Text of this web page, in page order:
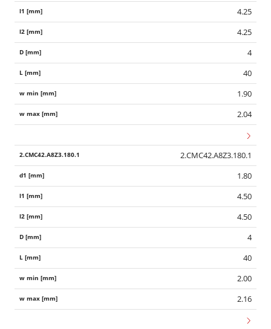
4.25
4.25
4
40
1.90
2.04
2.CMC42.A8Z3.180.1
1.80
4.50
4.50
4
40
2.00
2.16